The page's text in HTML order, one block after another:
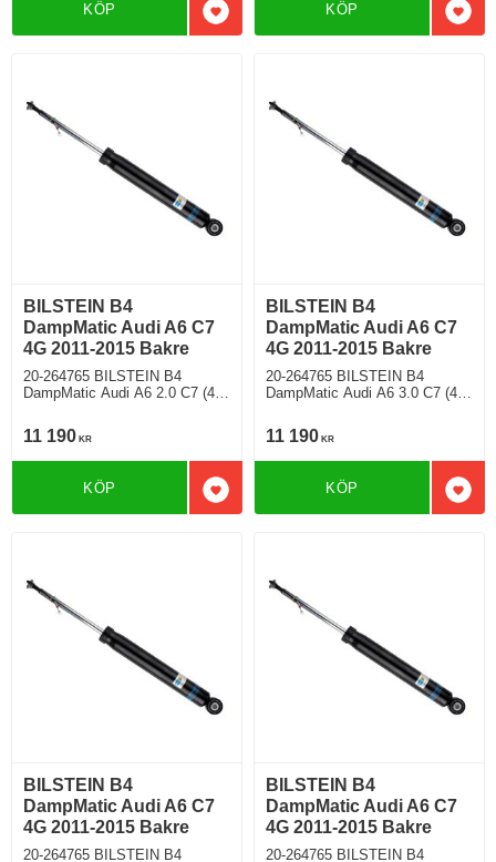
Lägg till i favoriter
KÖP KÖP
BILSTEIN B4
DampMatic Audi A6 C7
4G 2011-2015 Bakre
20-264765 BILSTEIN B4
DampMatic Audi A6 2.0 C7 (4G)
4 Cylinder Cylindervolym
1968cc Årsmodell 11/2013->
Kombi Framhjulsdriven 188 Hkr
Diesel Motorkod CNHA
Manuell/6, Semi-Automat/7
11 190 KR
Lägg till i favoriter
KÖP
BILSTEIN B4
DampMatic Audi A6 C7
4G 2011-2015 Bakre
20-264765 BILSTEIN B4
DampMatic Audi A6 3.0 C7 (4G)
Cylinder Cylindervolym 2967cc
Årsmodell 03/2011-> Sedan
4WD 242 Hkr Diesel Motorkod
CDUC,CDUD,CKVB Semi-
Automat/7 Modell med
11 190 KR
KÖP
BILSTEIN B4
DampMatic Audi A6 C7
4G 2011-2015 Bakre
20-264765 BILSTEIN B4
BILSTEIN B4
DampMatic Audi A6 C7
4G 2011-2015 Bakre
20-264765 BILSTEIN B4